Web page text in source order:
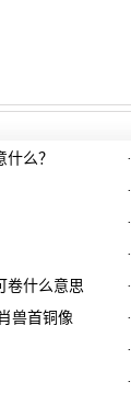
么？ ·
·
·
·
卷什么意思 ·
兽首铜像 ·
·
·